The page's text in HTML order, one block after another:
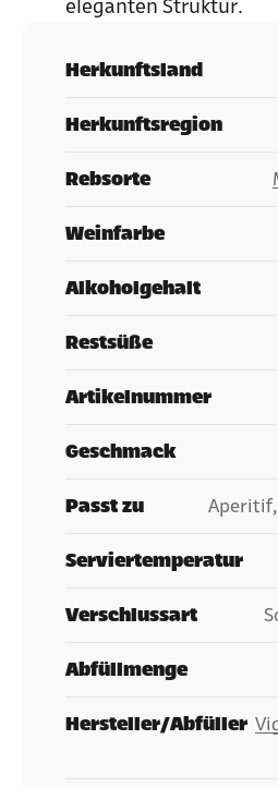
eleganten Struktur.
Herkunftsland
Herkunftsregion
Rebsorte
Weinfarbe
Alkoholgehalt
Restsüße
Artikelnummer
Geschmack
Passt zu Aperitif,
Serviertemperatur
Verschlussart
Abfüllmenge
Hersteller/Abfüller